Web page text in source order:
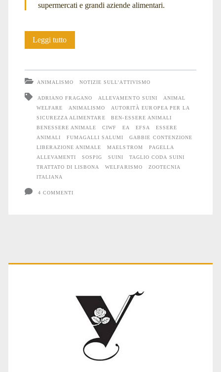
supermercati e grandi aziende alimentari.
Leggi tuttoBEN-
ANIMALISMO NOTIZIE SULL'ATTIVISMO
ADRIANO FRAGANO ALLEVAMENTO SUINI
ANIMAL
WELFARE
ANIMALISMO
AUTORITÀ EUROPEA PER LA
SICUREZZA ALIMENTARE
BEN-ESSERE ANIMALI
BENESSERE ANIMALE
CIWF EA EFSA
ESSERE
ANIMALI
FUMAGALLI SALUMI
GABBIE CONTENZIONE
LIBERAZIONE ANIMALE
MAELSTROM
PAGELLA
ALLEVAMENTI
SOSPIG SUINI
TAGLIO CODA SUINI
TRATTATO DI LISBONA
WELFARISMO
ZOOTECNIA
ITALIANA
4 COMMENTI
Primary